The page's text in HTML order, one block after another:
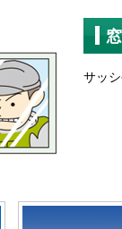
サッ